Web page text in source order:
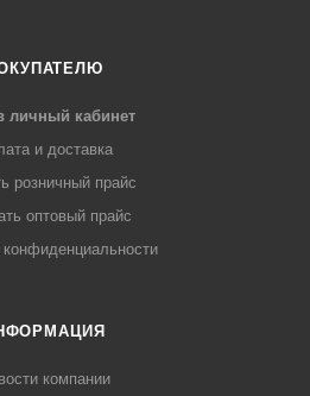
личный кабинет
и доставка
розничный прайс
оптовый прайс
конфиденциальности
компании